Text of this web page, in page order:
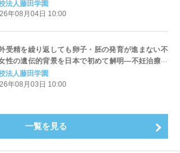
法を開発
法人藤田学園
年08月04日 10:00
受精を繰り返しても卵子・胚の発育が進まない不
性の遺伝的背景を日本で初めて解明―不妊治療も
ムの時代へ
法人藤田学園
年08月03日 10:00
一覧を見る